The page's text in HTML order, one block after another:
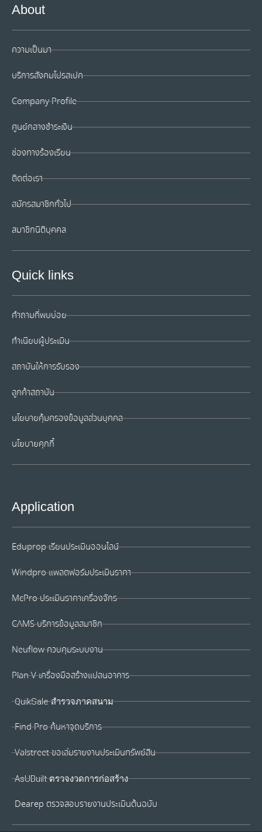
About
ความเป็นมา
บริการสังคมโปรสเปค
Company Profile
ศูนย์กลางชำระเงิน
ช่องทางร้องเรียน
ติดต่อเรา
สมัครสมาชิกทั่วไป
สมาชิกนิติบุคคล
Quick links
คำถามที่พบบ่อย
ทำเนียบผู้ประเมิน
สถาบันให้การรับรอง
ลูกค้าสถาบัน
นโยบายคุ้มครองข้อมูลส่วนบุคคล
นโยบายคุกกี้
Application
Eduprop เรียนประเมินออนไลน์
Windpro แพลตฟอร์มประเมินราคา
McPro ประเมินราคาเครื่องจักร
CAMS บริการข้อมูลสมาชิก
Neuflow ควบคุมระบบงาน
Plan V เครื่องมือสร้างแปลนอาคาร
QuikSale สำรวจภาคสนาม
Find Pro ค้นหาจุดบริการ
Valstreet ขอเล่มรายงานประเมินทรัพย์สิน
AsUBuilt ตรวจงวดการก่อสร้าง
Dearep ตรวจสอบรายงานประเมินต้นฉบับ